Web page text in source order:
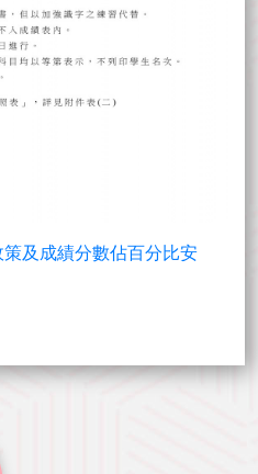
及成績分數佔百分比安